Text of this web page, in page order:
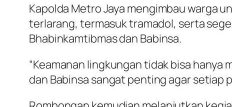
Kapolda Metro Jaya mengimbau warga
terlarang, termasuk tramadol, serta
Bhabinkamtibmas dan Babinsa.
“Keamanan lingkungan tidak bisa
dan Babinsa sangat penting agar setiap